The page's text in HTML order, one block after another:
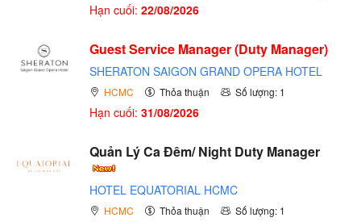
Hạn cuối: 22/08/2026
Guest Service Manager (Duty Manager)
SHERATON SAIGON GRAND OPERA HOTEL
HCMC Thỏa thuận Số lượng: 1
Hạn cuối: 31/08/2026
Quản Lý Ca Đêm/ Night Duty Manager
HOTEL EQUATORIAL HCMC
HCMC Thỏa thuận Số lượng: 1